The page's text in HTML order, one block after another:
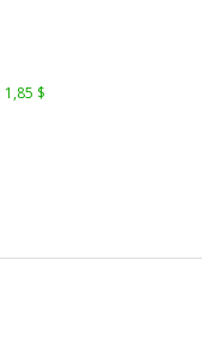
1,85 $